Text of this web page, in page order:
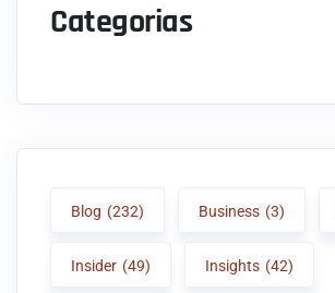
Categorias
Blog (232) Business (3)
Insider (49) Insights (42)